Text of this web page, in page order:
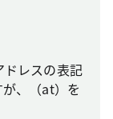
レスの表記
、（at）を